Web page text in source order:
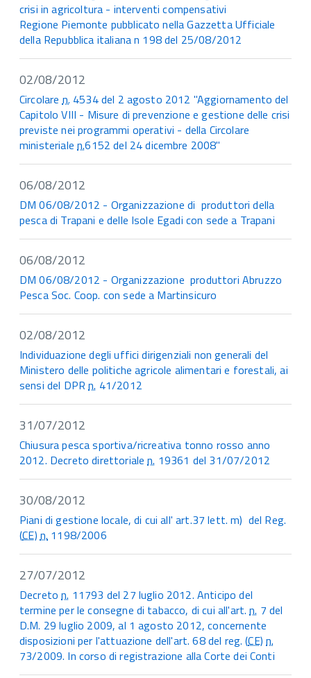
crisi in agricoltura - interventi compensativi
Regione Piemonte pubblicato nella Gazzetta Ufficiale
della Repubblica italiana n 198 del 25/08/2012
02/08/2012
Circolaren. 4534 del 2 agosto 2012 "Aggiornamento del
Capitolo VIII - Misure di prevenzione e gestione delle crisi
previste nei programmi operativi - della Circolare
ministerialen.6152 del 24 dicembre 2008"
06/08/2012
DM 06/08/2012 - Organizzazione di produttori della
pesca di Trapani e delle Isole Egadi con sede a Trapani
06/08/2012
DM 06/08/2012 - Organizzazione produttori Abruzzo
Pesca Soc. Coop. con sede a Martinsicuro
02/08/2012
Individuazione degli uffici dirigenziali non generali del
Ministero delle politiche agricole alimentari e forestali, ai
sensi del DPRn. 41/2012
31/07/2012
Chiusura pesca sportiva/ricreativa tonno rosso anno
2012. Decreto direttorialen. 19361 del 31/07/2012
30/08/2012
Piani di gestione locale, di cui all' art.37 lett. m) del Reg.
(CE)n. 1198/2006
27/07/2012
Decreton. 11793 del 27 luglio 2012. Anticipo del
termine per le consegne di tabacco, di cui all'art.n. 7 del
D.M. 29 luglio 2009, al 1 agosto 2012, concernente
disposizioni per l'attuazione dell'art. 68 del reg. (CE)n.
73/2009. In corso di registrazione alla Corte dei Conti